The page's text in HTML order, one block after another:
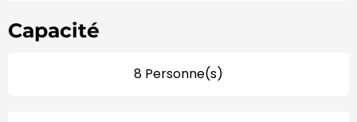
Capacité
8 Personne(s)